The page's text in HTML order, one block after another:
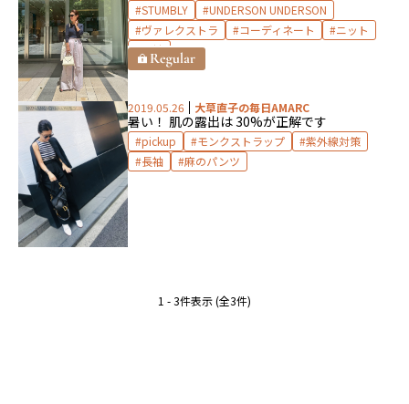
STUMBLY
UNDERSON UNDERSON
ヴァレクストラ
コーディネート
ニット
長袖
2019.05.26 大草直子の毎日AMARC
暑い！ 肌の露出は 30%が正解です
pickup モンクストラップ
紫外線対策
長袖
麻のパンツ
1 - 3件表示 (全3件)